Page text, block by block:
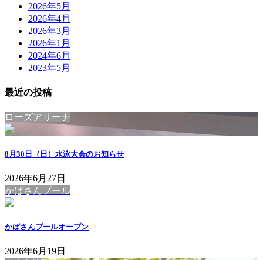
2026年5月
2026年4月
2026年3月
2026年1月
2024年6月
2023年5月
最近の投稿
ローズアリーナ
8月30日（日）水泳大会のお知らせ
2026年6月27日
かばさんプール
かばさんプールオープン
2026年6月19日